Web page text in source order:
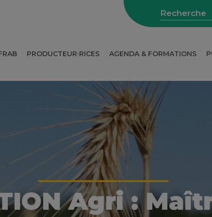
PRODUCTEUR·RICES AGENDA & FORMATIONS
Agri :